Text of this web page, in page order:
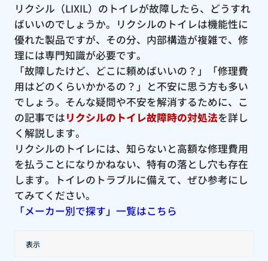
リクシル（LIXIL）のトイレが故障したら、どうすれ
ばいいのでしょうか。リクシルのトイレは機能性に
優れた製品ですが、その分、内部構造が複雑で、修
理には専門知識が必要です。
「故障したけど、どこに頼めばいいの？」「修理費
用はどのくらいかかるの？」と不安に思う方も多い
でしょう。そんな疑問や不安を解消するために、こ
の記事ではリクシルのトイレ故障時の対処法を詳し
く解説します。
リクシルのトイレには、知らないと高額な修理費用
を払うことになりかねない、特有の落とし穴も存在
します。トイレのトラブルに備えて、ぜひ参考にし
てみてください。
「メーカー別で探す」一覧はこちら
表示